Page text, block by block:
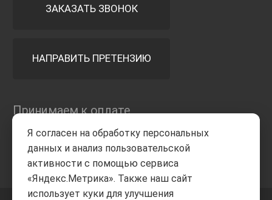
ЗАКАЗАТЬ ЗВОНОК
НАПРАВИТЬ ПРЕТЕНЗИЮ
Принимаем к оплате
Я согласен на обработку персональных
данных и анализ пользовательской
активности с помощью сервиса
«Яндекс.Метрика». Также наш сайт
использует куки для улучшения